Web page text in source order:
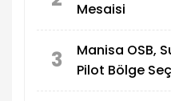
Mesaisi
3
Manisa OSB,
Pilot Bölge